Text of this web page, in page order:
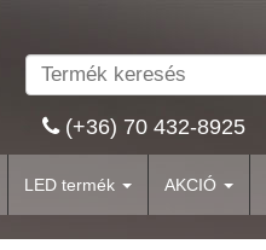
(+36) 70 432-8925
LED termék AKCIÓ